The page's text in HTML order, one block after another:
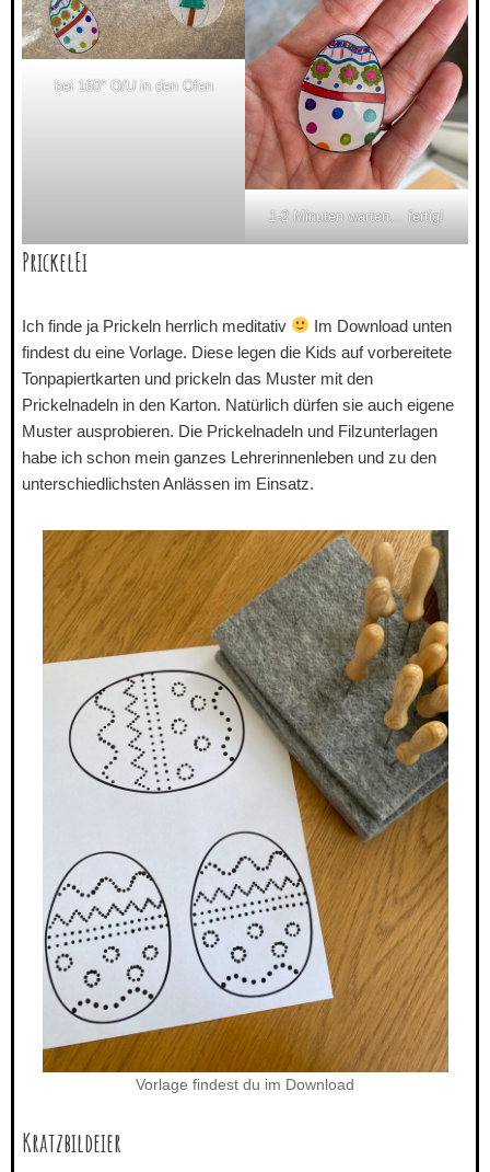
bei 160° O/U in den Ofen
1-2 Minuten warten… fertig!
PrickelEi
Ich finde ja Prickeln herrlich meditativ
Im Download unten
findest du eine Vorlage. Diese legen die Kids auf vorbereitete
Tonpapiertkarten und prickeln das Muster mit den
Prickelnadeln in den Karton. Natürlich dürfen sie auch eigene
Muster ausprobieren. Die Prickelnadeln und Filzunterlagen
habe ich schon mein ganzes Lehrerinnenleben und zu den
unterschiedlichsten Anlässen im Einsatz.
Vorlage findest du im Download
Kratzbildeier